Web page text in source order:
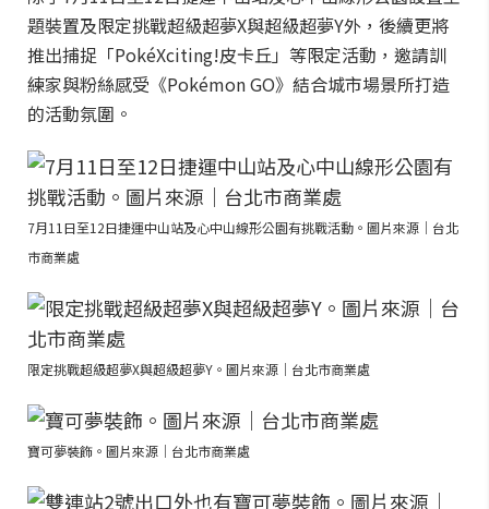
題裝置及限定挑戰超級超夢X與超級超夢Y外，後續更將
推出捕捉「PokéXciting!皮卡丘」等限定活動，邀請訓
練家與粉絲感受《Pokémon GO》結合城市場景所打造
的活動氛圍。
7月11日至12日捷運中山站及心中山線形公園有挑戰活動。圖片來源｜台北
市商業處
限定挑戰超級超夢X與超級超夢Y。圖片來源｜台北市商業處
寶可夢裝飾。圖片來源｜台北市商業處